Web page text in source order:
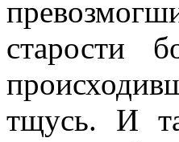
старости
тщусь. И